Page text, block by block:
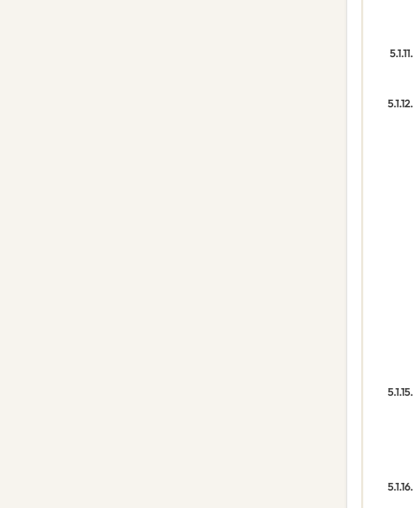
5.1.11.
5.1.12.
5.1.15.
5.1.16.